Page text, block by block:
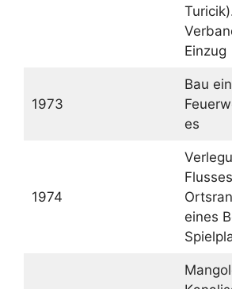
Einzug
1973
Bau
es
1974
eines